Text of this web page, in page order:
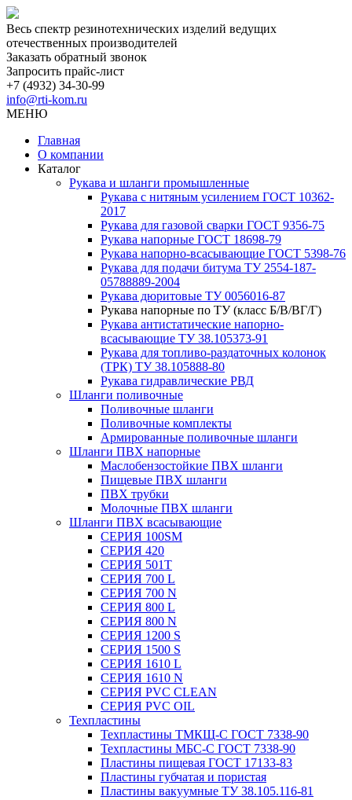
Весь спектр резинотехнических изделий ведущих
отечественных производителей
Заказать обратный звонок
Запросить прайс-лист
+7 (4932) 34-30-99
info@rti-kom.ru
МЕНЮ
Главная
О компании
Каталог
Рукава и шланги промышленные
Рукава с нитяным усилением ГОСТ 10362-
2017
Рукава для газовой сварки ГОСТ 9356-75
Рукава напорные ГОСТ 18698-79
Рукава нaпорно-всасывающие ГОСТ 5398-76
Рукава для подачи битума ТУ 2554-187-
05788889-2004
Рукава дюритовые ТУ 0056016-87
Рукава напорные по ТУ (класс Б/В/ВГ/Г)
Рукава антистатические напорно-
всасывающие ТУ 38.105373-91
Рукава для топливо-раздаточных колонок
(ТРК) ТУ 38.105888-80
Рукава гидравлические РВД
Шланги поливочные
Поливочные шланги
Поливочные комплекты
Армированные поливочные шланги
Шланги ПВХ напорные
Маслобензостойкие ПВХ шланги
Пищевые ПВХ шланги
ПВХ трубки
Молочные ПВХ шланги
Шланги ПВХ всасывающие
СЕРИЯ 100SM
СЕРИЯ 420
СЕРИЯ 501T
СЕРИЯ 700 L
СЕРИЯ 700 N
СЕРИЯ 800 L
СЕРИЯ 800 N
СЕРИЯ 1200 S
СЕРИЯ 1500 S
СЕРИЯ 1610 L
СЕРИЯ 1610 N
СЕРИЯ PVC CLEAN
СЕРИЯ PVC OIL
Техпластины
Техпластины ТМКЩ-С ГОСТ 7338-90
Техпластины МБС-С ГОСТ 7338-90
Пластины пищевая ГОСТ 17133-83
Пластины губчатая и пористая
Пластины вакуумные ТУ 38.105.116-81